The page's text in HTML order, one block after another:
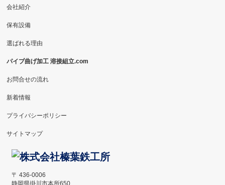
会社紹介
保有設備
選ばれる理由
パイプ曲げ加工 溶接組立.com
お問合せの流れ
新着情報
プライバシーポリシー
サイトマップ
〒 436-0006
静岡県掛川市本所650